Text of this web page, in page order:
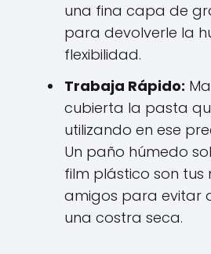
una fina capa de
para devolverle la
flexibilidad.
Trabaja Rápido:
cubierta la pasta
utilizando en ese
Un paño húmedo
film plástico son tus
amigos para evitar
una costra seca.